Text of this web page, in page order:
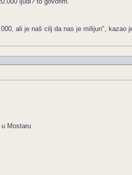
ali je naš cilj da nas je milijun", kazao
Mostaru